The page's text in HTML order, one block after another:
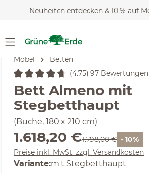
Zum Hauptinhalt springen
Neuheiten entdecken & 10 % auf
Möbel Betten
Durchschnittliche Bewertung von 4.75
(4.75) 97 Bewertungen
Bett Almeno mit
Stegbetthaupt
(Buche, 180 x 210 cm)
Verkaufspreis:
1.618,20 €Regulärer Preis:
1.798,00 € - 10%
Preise inkl. MwSt. zzgl. Versandkosten
Variante:mit Stegbetthaupt